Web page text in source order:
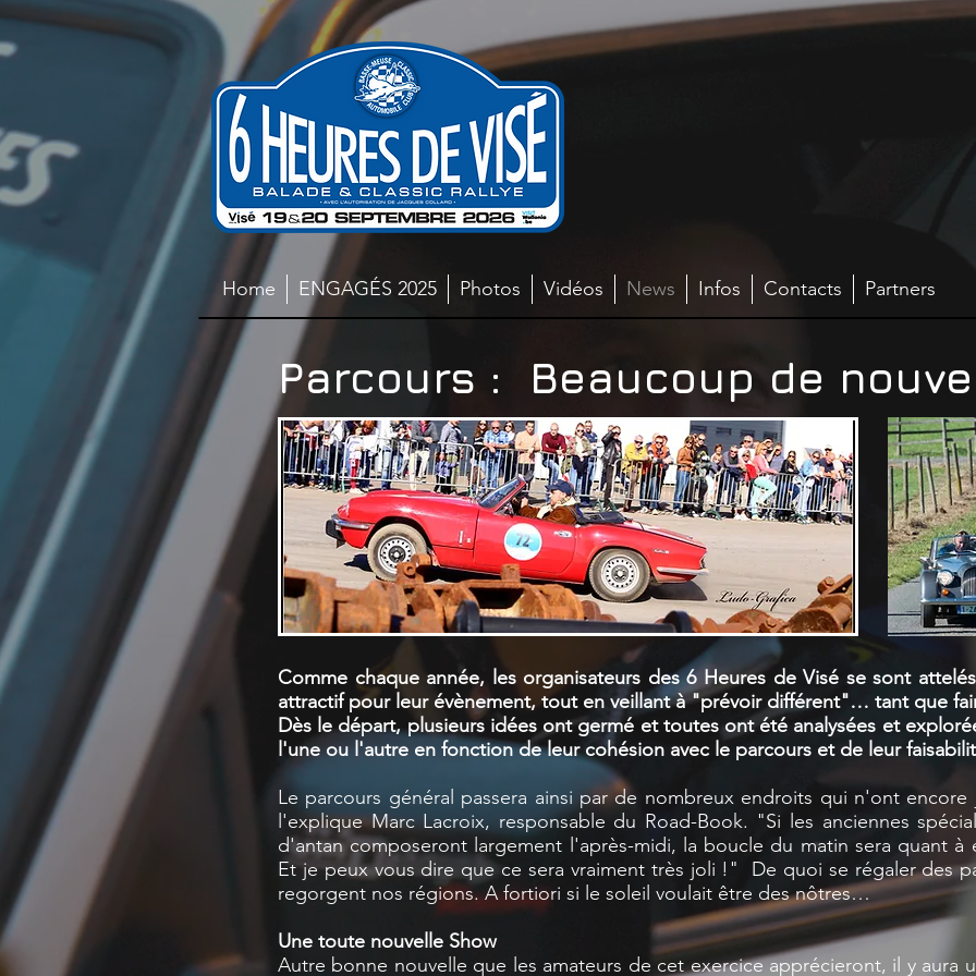
Parcours : Beaucoup de
Comme chaque année, les organisateurs des 6 Heures de Visé se sont
attractif pour leur évènement, tout en veillant à "prévoir différent"… tant que
Dès le départ, plusieurs idées ont germé et toutes ont été analysées et
l'une ou l'autre en fonction de leur cohésion avec le parcours et de leur
Le parcours général passera ainsi par de nombreux endroits qui n'ont encore
l'explique Marc Lacroix, responsable du Road-Book. "Si les anciennes
d'antan composeront largement l'après-midi, la boucle du matin sera quant à
Et je peux vous dire que ce sera vraiment très joli !" De quoi se régaler des
regorgent nos régions. A fortiori si le soleil voulait être des nôtres…
Une toute nouvelle Show
Autre bonne nouvelle que les amateurs de cet exercice apprécieront, il y aura
Home ENGAGÉS 2025 Photos Vidéos News Infos Contacts Partners